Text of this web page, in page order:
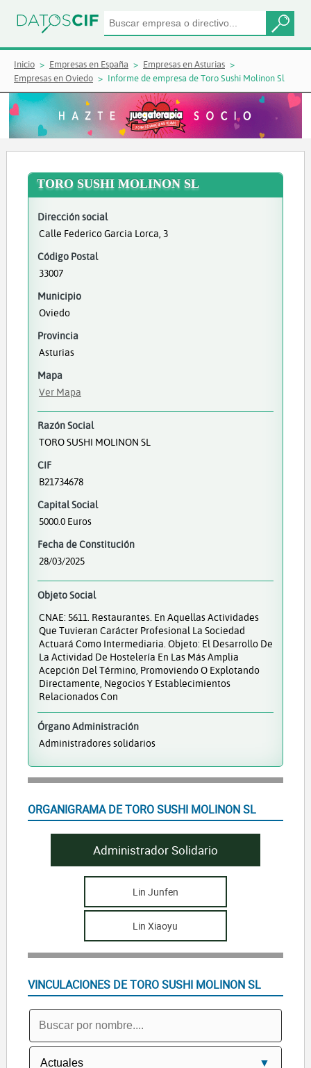
Inicio Empresas en España
Empresas en Asturias
Empresas en Oviedo
Informe de empresa de Toro Sushi Molinon Sl
TORO SUSHI MOLINON SL
Dirección social
Calle Federico Garcia Lorca, 3
Código Postal
33007
Municipio
Oviedo
Provincia
Asturias
Mapa
Ver Mapa
Razón Social
TORO SUSHI MOLINON SL
CIF
B21734678
Capital Social
5000.0 Euros
Fecha de Constitución
28/03/2025
Objeto Social
CNAE: 5611. Restaurantes. En Aquellas Actividades
Que Tuvieran Carácter Profesional La Sociedad
Actuará Como Intermediaria. Objeto: El Desarrollo De
La Actividad De Hostelería En Las Más Amplia
Acepción Del Término, Promoviendo O Explotando
Directamente, Negocios Y Establecimientos
Relacionados Con
Órgano Administración
Administradores solidarios
ORGANIGRAMA DE TORO SUSHI MOLINON SL
Administrador Solidario
Lin Junfen
Lin Xiaoyu
VINCULACIONES DE TORO SUSHI MOLINON SL